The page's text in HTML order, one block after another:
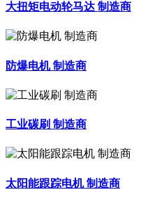
大扭矩电动轮马达 制造商
防爆电机 制造商
工业碳刷 制造商
太阳能跟踪电机 制造商